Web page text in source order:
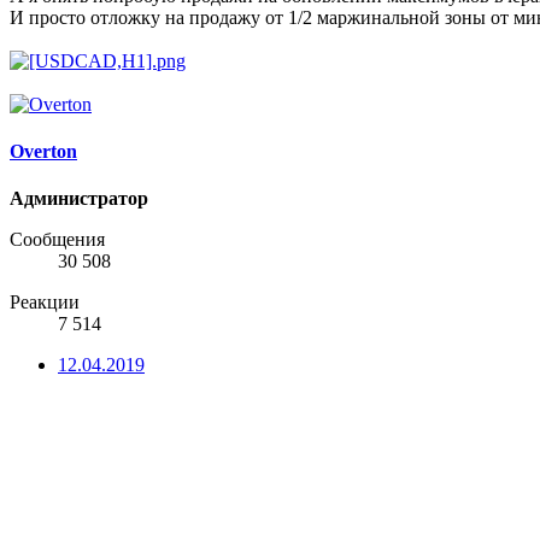
И просто отложку на продажу от 1/2 маржинальной зоны от
Overton
Администратор
Сообщения
30 508
Реакции
7 514
12.04.2019